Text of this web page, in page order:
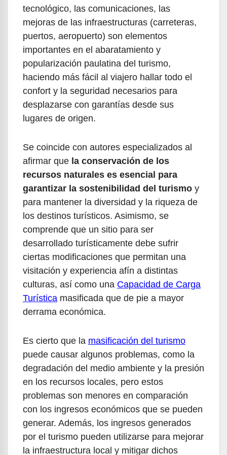
tecnológico, las comunicaciones, las
mejoras de las infraestructuras (carreteras,
puertos, aeropuerto) son elementos
importantes en el abaratamiento y
popularización paulatina del turismo,
haciendo más fácil al viajero hallar todo el
confort y la seguridad necesarios para
desplazarse con garantías desde sus
lugares de origen.
Se coincide con autores especializados al
afirmar que la conservación de los
recursos naturales es esencial para
garantizar la sostenibilidad del turismo y
para mantener la diversidad y la riqueza de
los destinos turísticos. Asimismo, se
comprende que un sitio para ser
desarrollado turísticamente debe sufrir
ciertas modificaciones que permitan una
visitación y experiencia afín a distintas
culturas, así como una Capacidad de Carga
Turística masificada que de pie a mayor
derrama económica.
Es cierto que la masificación del turismo
puede causar algunos problemas, como la
degradación del medio ambiente y la presión
en los recursos locales, pero estos
problemas son menores en comparación
con los ingresos económicos que se pueden
generar. Además, los ingresos generados
por el turismo pueden utilizarse para mejorar
la infraestructura local y mitigar dichos